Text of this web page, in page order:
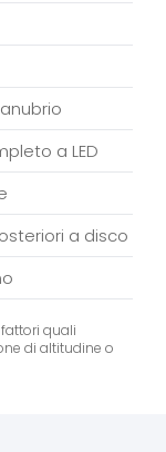
a LED
a disco
quali
di altitudine o